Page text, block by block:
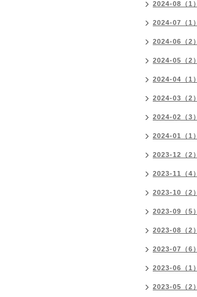
2024-08（1）
2024-07（1）
2024-06（2）
2024-05（2）
2024-04（1）
2024-03（2）
2024-02（3）
2024-01（1）
2023-12（2）
2023-11（4）
2023-10（2）
2023-09（5）
2023-08（2）
2023-07（6）
2023-06（1）
2023-05（2）